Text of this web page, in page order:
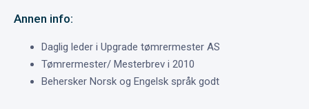
Annen info:
Daglig leder i Upgrade tømrermester AS
Tømrermester/ Mesterbrev i 2010
Behersker Norsk og Engelsk språk godt